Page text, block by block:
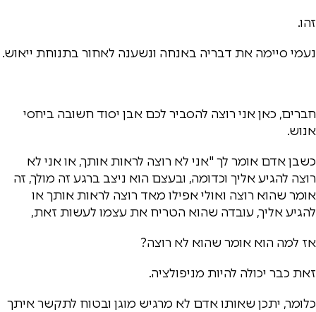
זהו.
נעמי סיימה את דבריה באנחה ונשענה לאחור בתנוחת ייאוש.
חברים, כאן אני רוצה להסביר לכם אבן יסוד חשובה ביחסי
אנוש.
כשבן אדם אומר לך "אני לא רוצה לראות אותך, או אני לא
רוצה להגיע אליך וכדומה, ובעצם הוא ניצב ברגע זה מולך, זה
אומר שהוא רוצה ואולי אפילו מאד רוצה לראות אותך או
להגיע אליך, עובדה שהוא הטריח את עצמו לעשות זאת,
אז למה הוא אומר שהוא לא רוצה?
זאת כבר יכולה להיות מניפולציה.
כלומר, יתכן שאותו אדם לא מרגיש מוגן ובטוח לתקשר איתך